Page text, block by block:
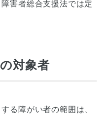
害者総合支援法では定
対象者
る障がい者の範囲は、